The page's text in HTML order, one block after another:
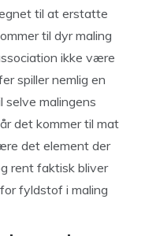
til at erstatte
til dyr maling
ikke være
spiller nemlig en
selve malingens
det kommer til mat
det element der
rent faktisk bliver
fyldstof i maling